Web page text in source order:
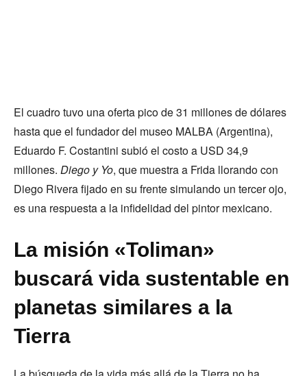
El cuadro tuvo una oferta pico de 31 millones de dólares
hasta que el fundador del museo MALBA (Argentina),
Eduardo F. Costantini subió el costo a USD 34,9
millones. Diego y Yo, que muestra a Frida llorando con
Diego Rivera fijado en su frente simulando un tercer ojo,
es una respuesta a la infidelidad del pintor mexicano.
La misión «Toliman»
buscará vida sustentable en
planetas similares a la
Tierra